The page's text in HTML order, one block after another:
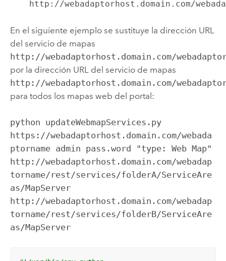
http://webadaptorhost.domain.com/
En el siguiente ejemplo se sustituye la dirección URL
del servicio de mapas
http://webadaptorhost.domain.com/
por la dirección URL del servicio de mapas
http://webadaptorhost.domain.com/
para todos los mapas web del portal:
python updateWebmapServices.py
https://webadaptorhost.domain.com/webada
ptorname admin pass.word "type: Web Map"
http://webadaptorhost.domain.com/webadap
torname/rest/services/folderA/ServiceAre
as/MapServer
http://webadaptorhost.domain.com/webadap
torname/rest/services/folderB/ServiceAre
as/MapServer